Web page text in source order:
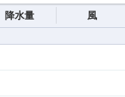
降水量 風